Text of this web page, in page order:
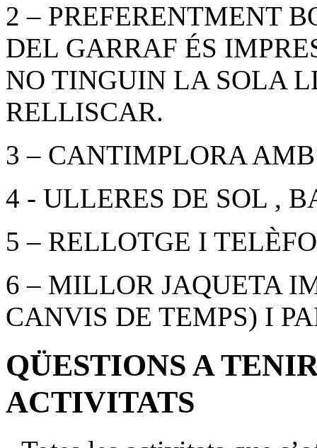
2 – PREFERENTMENT
DEL GARRAF ÉS
NO TINGUIN LA SOLA
RELLISCAR.
3 – CANTIMPLORA
4 - ULLERES DE SOL ,
5 – RELLOTGE I
6 – MILLOR JAQUETA
CANVIS DE TEMPS) I
QÜESTIONS A
ACTIVITATS